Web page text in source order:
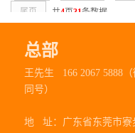
尾页
共4 页31条数据
总部
王先生 166 2067 5888（
同号）
地 址： 广东省东莞市寮